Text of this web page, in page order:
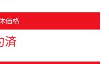
価格
済